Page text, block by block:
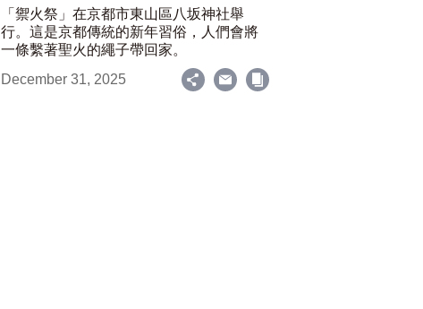
「禦火祭」在京都市東山區八坂神社舉
行。這是京都傳統的新年習俗，人們會將
一條繫著聖火的繩子帶回家。
December 31, 2025